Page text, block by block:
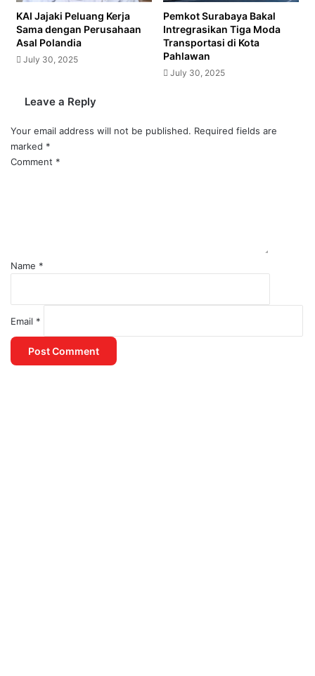
KAI Jajaki Peluang Kerja
Sama dengan Perusahaan
Asal Polandia
July 30, 2025
Pemkot Surabaya Bakal
Intregrasikan Tiga Moda
Transportasi di Kota
Pahlawan
July 30, 2025
Leave a Reply
Your email address will not be published. Required fields are
marked *
Comment *
Name *
Email *